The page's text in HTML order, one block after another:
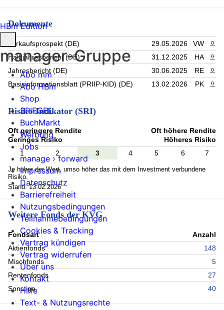
Dokumente
Verkaufsprospekt (DE) 29.05.2026 VW
Halbjahresbericht (DE)
31.12.2025 HA
Jahresbericht (DE)
30.06.2025 RE
Basisinformationsblatt (PRIIP-KID) (DE)
13.02.2026 PK
Risiko-Indikator (SRI)
Oft geringere Rendite
Geringes Risiko
Oft höhere Rendite
Höheres Risiko
1
2 3 4 5 6 7
Je höher der Wert, umso höher das mit dem Investment verbundene
Risiko.
Stand: 13.02.2026
Weitere Fonds der KVG
Fondsart
Anzahl
Aktienfonds
148
Mischfonds
5
Rentenfonds
27
Sonstige
40
HBm Edition
manager-Gruppe
Abo mm
Abo HBm
Shop
SPIEGEL
BuchMarkt
Werbung
Jobs
manage › forward
Impressum
Datenschutz
Barrierefreiheit
Nutzungsbedingungen
Teilnahmebedingungen
Cookies & Tracking
Vertrag kündigen
Vertrag widerrufen
Über uns
Kontakt
Hilfe
Text- & Nutzungsrechte